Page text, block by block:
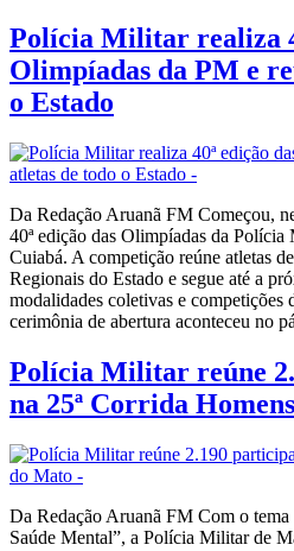
Polícia Militar realiza
Olimpíadas da PM e
o Estado
Da Redação Aruanã FM Começou,
40ª edição das Olimpíadas da
Cuiabá. A competição reúne atletas
Regionais do Estado e segue até a
modalidades coletivas e competições
cerimônia de abertura aconteceu no
Polícia Militar reúne
na 25ª Corrida
Da Redação Aruanã FM Com o
Saúde Mental”, a Polícia Militar de